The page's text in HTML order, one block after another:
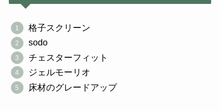
格子スクリーン
sodo
チェスターフィット
ジェルモーリオ
床材のグレードアップ